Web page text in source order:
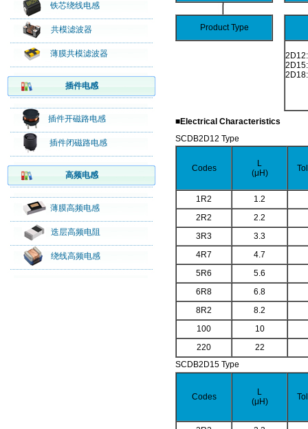
铁芯绕线电感
共模滤波器
薄膜共模滤波器
插件电感
插件开磁路电感
插件闭磁路电感
高频电感
薄膜高频电感
迭层高频电阻
绕线高频电感
Product Type
■Electrical Characteristics
SCDB2D12 Type
Codes
L
(μH)
1R2
1.2
2R2
2.2
3R3
3.3
4R7
4.7
5R6
5.6
6R8
6.8
8R2
8.2
100
10
220
22
SCDB2D15 Type
Codes
L
(μH)